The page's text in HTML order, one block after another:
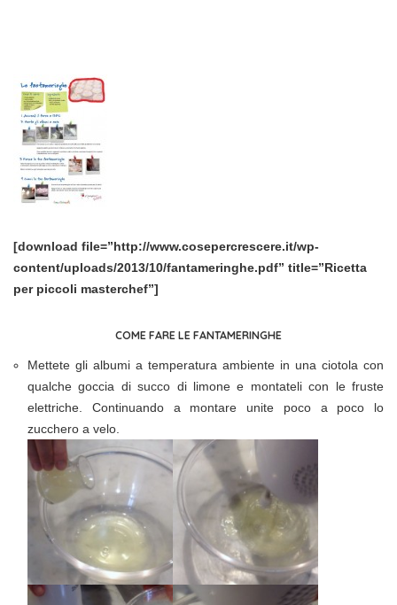
[download file=”http://www.cosepercrescere.it/wp-
content/uploads/2013/10/fantameringhe.pdf” title=”Ricetta
per piccoli masterchef”]
COME FARE LE FANTAMERINGHE
Mettete gli albumi a temperatura ambiente in una ciotola con
qualche goccia di succo di limone e montateli con le fruste
elettriche. Continuando a montare unite poco a poco lo
zucchero a velo.